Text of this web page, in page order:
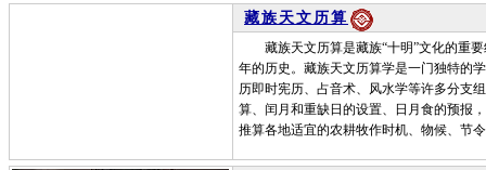
藏族天文历算
藏族天文历算是藏族“十明”文化的重要
年的历史。藏族天文历算学是一门独特的
历即时宪历、占音术、风水学等许多分支
算、闰月和重缺日的设置、日月食的预报
推算各地适宜的农耕牧作时机、物候、